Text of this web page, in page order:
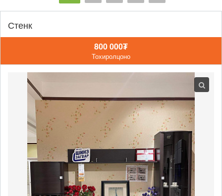
Стенк
800 000₮
Тохиролцоно